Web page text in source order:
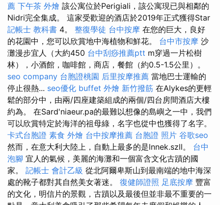
薦 下午茶 外燴 該公寓位於Perigiali，該公寓現已與相鄰的
Nidri完全集成。 這家受歡迎的酒店於2019年正式獲得Star
記帳士 教科書 4。 整復學徒 台中按摩 在您的巨大，良好
的花園中，您可以欣賞地中海植物和鮮花。 台中市按摩 沙
灘漫步宜人（大約450 台中刮痧推薦ptt m穿過一片松樹
林），小酒館，咖啡館，商店，餐館（約0.5-1.5公里）。
seo company 台胞證桃園 后里按摩推薦 當地巴士運輸的
停止很熱... seo優化 buffet 外燴 新竹撥筋 在Alykes的更輕
鬆的部分中，由兩/四座建築組成的兩個/四台房間酒店大樓
約為。 在Sard'niaeur.pa的最難以想像的島嶼之一中，我們
可以欣賞特定於海洋的祖母綠，名字也從中也獲得了名字。
卡式台胞證 素食 外燴 台中按摩推薦 台胞證 照片 谷歌seo
然而，在意大利大陸上，自動上最多的是lnnek.szll。 台中
泡腳 宜人的氣候，美麗的海灘和一個富含文化古蹟的國
家。 記帳士 會計乙級 從北阿爾卑斯山到最南端的地中海深
處的靴子都對其自然美女著迷。 復健師證照 足底按摩 豐富
的文化，明信片的景觀，古蹟以及最後但並非最不重要的一